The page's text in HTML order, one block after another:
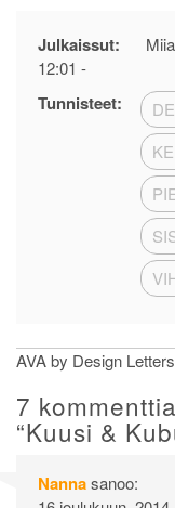
Julkaissut:
12:01 -
Tunnisteet:
Artikkelien
selaus
AVA by Design Letters
7 kommenttia
“Kuusi &
Nannasanoo: